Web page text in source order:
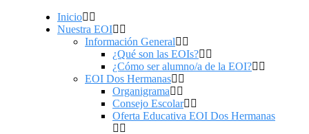
Inicio
Nuestra EOI
Información General
¿Qué son las EOIs?
¿Cómo ser alumno/a de la EOI?
EOI Dos Hermanas
Organigrama
Consejo Escolar
Oferta Educativa EOI Dos Hermanas